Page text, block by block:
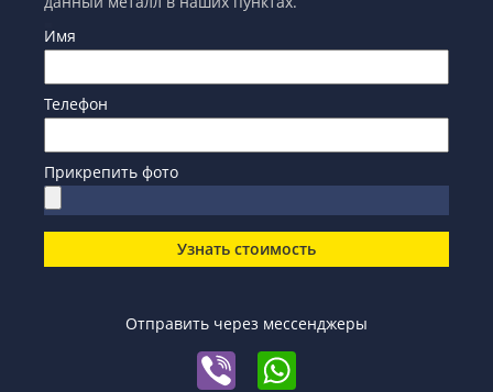
Имя
Телефон
Прикрепить фото
Узнать стоимость
Отправить через мессенджеры